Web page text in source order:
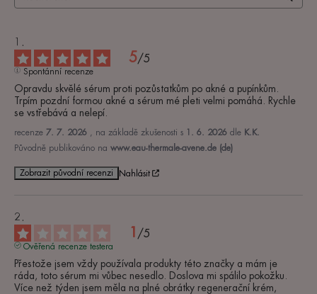
5/5
Spontánní recenze
Opravdu skvělé sérum proti pozůstatkům po akné a pupínkům.
Trpím pozdní formou akné a sérum mé pleti velmi pomáhá. Rychle
se vstřebává a nelepí.
recenze 7. 7. 2026 , na základě zkušenosti s 1. 6. 2026 dle K.K.
Původně publikováno na www.eau-thermale-avene.de (de)
Zobrazit původní recenzi Nahlásit
1 /5
Ověřená recenze testera
Přestože jsem vždy používala produkty této značky a mám je
ráda, toto sérum mi vůbec nesedlo. Doslova mi spálilo pokožku.
Více než týden jsem měla na plné obrátky regenerační krém,